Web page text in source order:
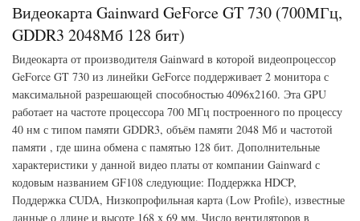
Видеокарта Gainward GeForce GT 730 (700МГц,
GDDR3 2048Мб 128 бит)
Видеокарта от производителя Gainward в которой видеопроцессор
GeForce GT 730 из линейки GeForce поддерживает 2 монитора с
максимальной разрешающей способностью 4096x2160. Эта GPU
работает на частоте процессора 700 МГц построенного по процессу
40 нм с типом памяти GDDR3, объём памяти 2048 Мб и частотой
памяти , где шина обмена с памятью 128 бит. Дополнительные
характеристики у данной видео платы от компании Gainward с
кодовым названием GF108 следующие: Поддержка HDCP,
Поддержка CUDA, Низкопрофильная карта (Low Profile), известные
данные о длине и высоте 168 х 69 мм. Число вентиляторов в